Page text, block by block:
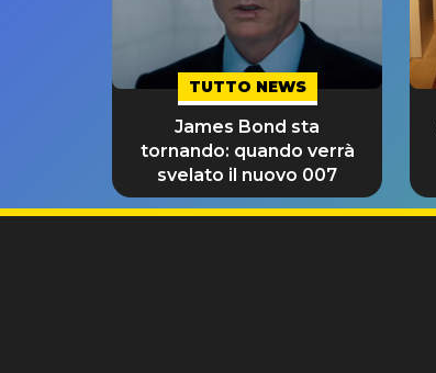
TUTTO NEWS
James Bond sta
tornando: quando verrà
svelato il nuovo 007